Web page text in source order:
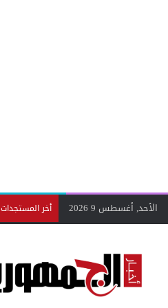
الأحد, أغسطس 9 2026 أخر المستجدات